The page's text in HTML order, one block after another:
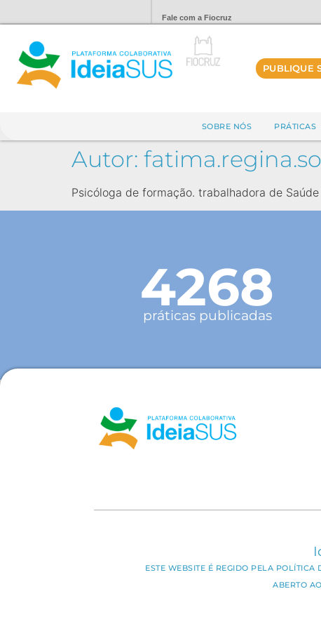
Fale com a Fiocruz
PUBLIQUE
SOBRE NÓS PRÁTICAS
Autor:
Psicóloga de formação. trabalhadora de
4268
práticas publicadas
ESTE WEBSITE É REGIDO PELA
ABERTO